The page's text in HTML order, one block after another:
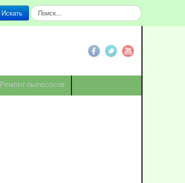
Искать Искать...
Ремонт пылесосов